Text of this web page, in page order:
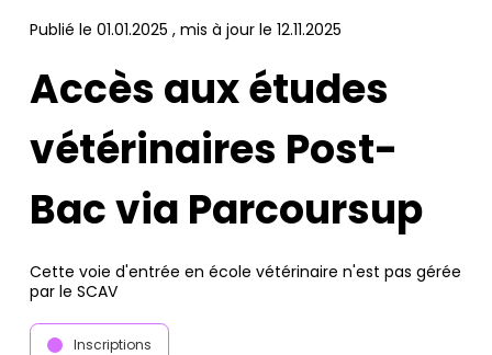
Publié le 01.01.2025 , mis à jour le 12.11.2025
Accès aux études
vétérinaires Post-
Bac via Parcoursup
Cette voie d'entrée en école vétérinaire n'est pas gérée
par le SCAV
Inscriptions